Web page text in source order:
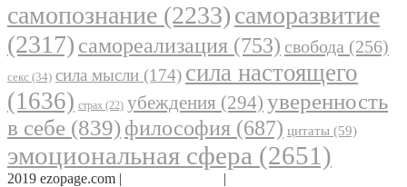
самопознание (2233)саморазвитие
(2317) самореализация (753) свобода (256)
секс (34) сила мысли (174) сила настоящего
(1636) страх (22) убеждения (294) уверенность
в себе (839) философия (687) цитаты (59)
эмоциональная сфера (2651)
2019 ezopage.com | |